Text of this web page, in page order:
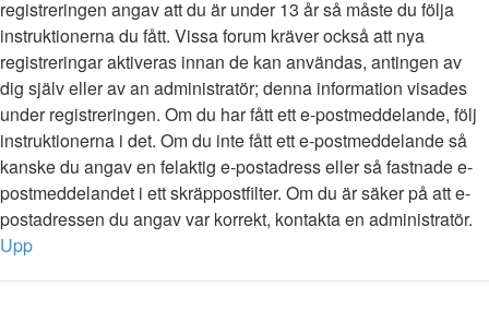
registreringen angav att du är under 13 år så måste du följa
instruktionerna du fått. Vissa forum kräver också att nya
registreringar aktiveras innan de kan användas, antingen av
dig själv eller av an administratör; denna information visades
under registreringen. Om du har fått ett e-postmeddelande, följ
instruktionerna i det. Om du inte fått ett e-postmeddelande så
kanske du angav en felaktig e-postadress eller så fastnade e-
postmeddelandet i ett skräppostfilter. Om du är säker på att e-
postadressen du angav var korrekt, kontakta en administratör.
Upp